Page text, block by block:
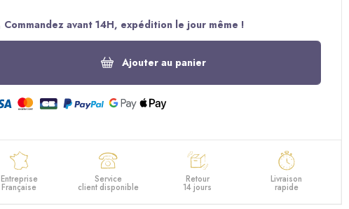
Commandez avant 14H, expédition le jour même !
Ajouter au panier
Entreprise
Française
Service
client disponible
Retour
14 jours
Livraison
rapide